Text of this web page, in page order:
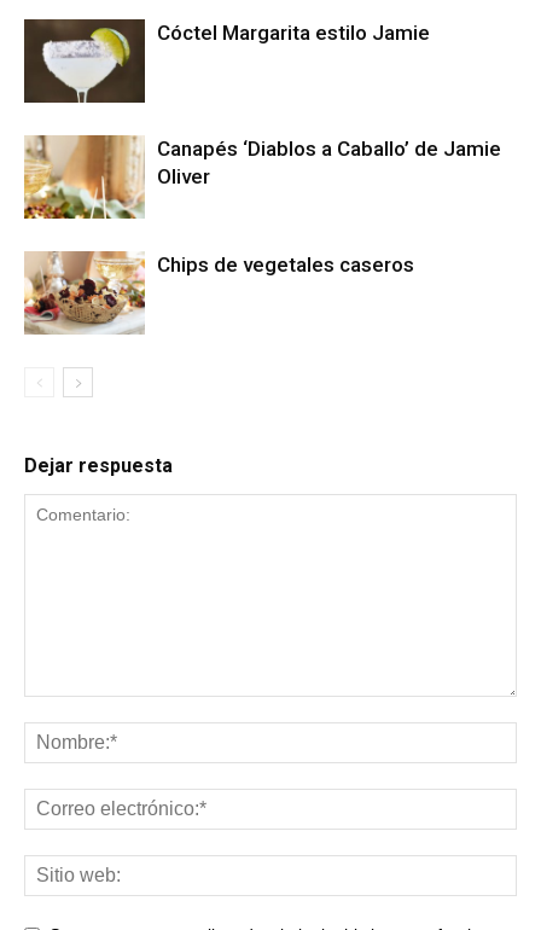
Cóctel Margarita estilo Jamie
Canapés ‘Diablos a Caballo’ de Jamie
Oliver
Chips de vegetales caseros
Dejar respuesta